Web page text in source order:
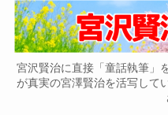
宮沢賢治に直接「童話執筆」
が真実の宮澤賢治を活写して